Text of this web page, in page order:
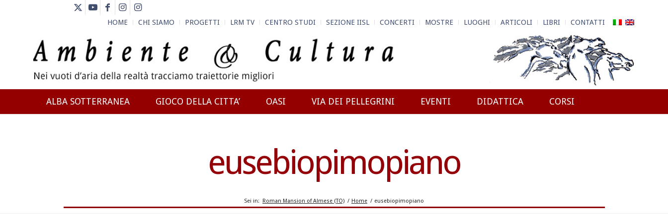
HOME CHI SIAMO PROGETTI LRM TV CENTRO STUDI SEZIONE IISL CONCERTI MOSTRE LUOGHI ARTICOLI LIBRI CONTATTI
ALBA SOTTERRANEA GIOCO DELLA CITTA’ OASI VIA DEI PELLEGRINI EVENTI DIDATTICA CORSI
eusebiopimopiano
Sei in: Roman Mansion of Almese (TO) / Home / eusebiopimopiano